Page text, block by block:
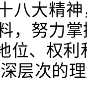
八大精
，努力
位、权利
层次的